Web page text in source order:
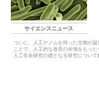
サイエンスニュース
ついに、人工ゲノムを持った生物が
ことで、人工的な改良の余地をもっ
人工生命研究の礎となる研究について